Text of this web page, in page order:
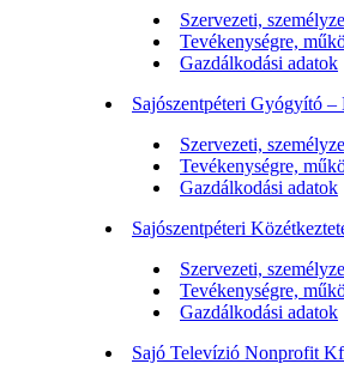
Szervezeti,
Tevékenységre,
Gazdálkodási adatok
Sajószentpéteri Gyógyító
Szervezeti,
Tevékenységre,
Gazdálkodási adatok
Sajószentpéteri
Szervezeti,
Tevékenységre,
Gazdálkodási adatok
Sajó Televízió Nonprofit